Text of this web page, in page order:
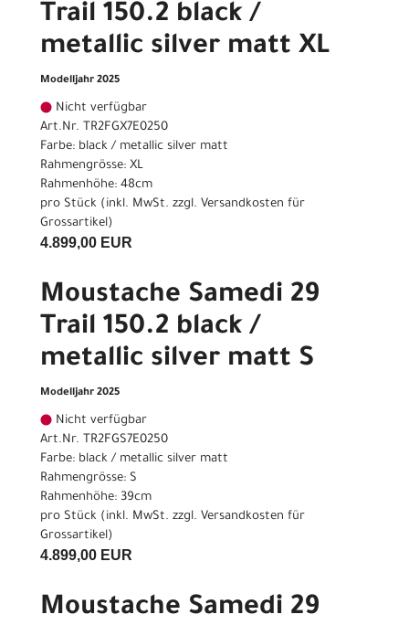
Trail 150.2 black /
metallic silver matt XL
Modelljahr 2025
Nicht verfügbar
Art.Nr. TR2FGX7E0250
Farbe: black / metallic silver matt
Rahmengrösse: XL
Rahmenhöhe: 48cm
pro Stück (inkl. MwSt. zzgl. Versandkosten für
Grossartikel)
4.899,00 EUR
Moustache Samedi 29
Trail 150.2 black /
metallic silver matt S
Modelljahr 2025
Nicht verfügbar
Art.Nr. TR2FGS7E0250
Farbe: black / metallic silver matt
Rahmengrösse: S
Rahmenhöhe: 39cm
pro Stück (inkl. MwSt. zzgl. Versandkosten für
Grossartikel)
4.899,00 EUR
Moustache Samedi 29